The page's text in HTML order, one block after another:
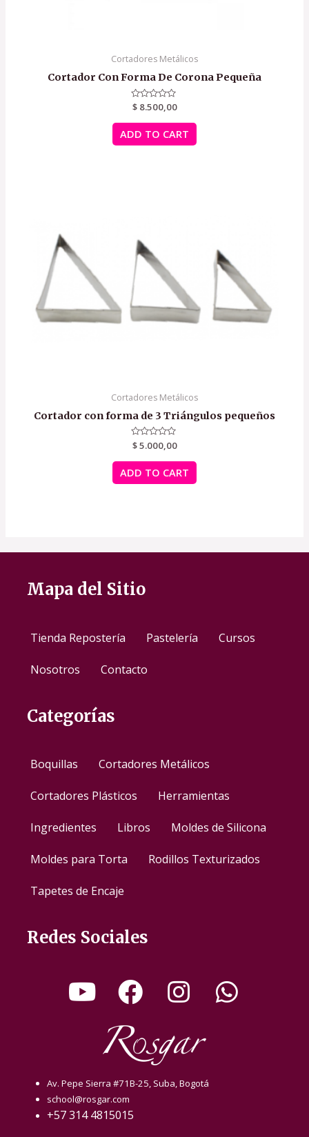
Cortadores Metálicos
Cortador Con Forma De Corona Pequeña
Rated
out
of
5
$8.500,00
ADD TO CART
Cortadores Metálicos
Cortador con forma de 3 Triángulos pequeños
Rated
out
of
5
$5.000,00
ADD TO CART
Mapa del Sitio
Tienda Repostería Pastelería Cursos
Nosotros Contacto
Categorías
Boquillas Cortadores Metálicos
Cortadores Plásticos Herramientas
Ingredientes Libros Moldes de Silicona
Moldes para Torta Rodillos Texturizados
Tapetes de Encaje
Redes Sociales
Av. Pepe Sierra #71B-25, Suba, Bogotá
school@rosgar.com
+57 314 4815015